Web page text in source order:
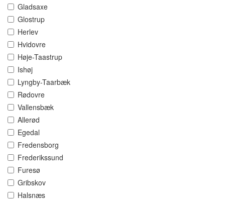
Gladsaxe
Glostrup
Herlev
Hvidovre
Høje-Taastrup
Ishøj
Lyngby-Taarbæk
Rødovre
Vallensbæk
Allerød
Egedal
Fredensborg
Frederikssund
Furesø
Gribskov
Halsnæs